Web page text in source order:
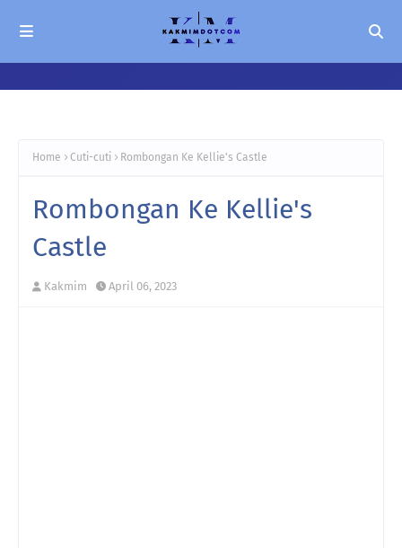
Home Cuti-cuti Rombongan Ke Kellie's Castle
Rombongan Ke Kellie's
Castle
Kakmim April 06, 2023